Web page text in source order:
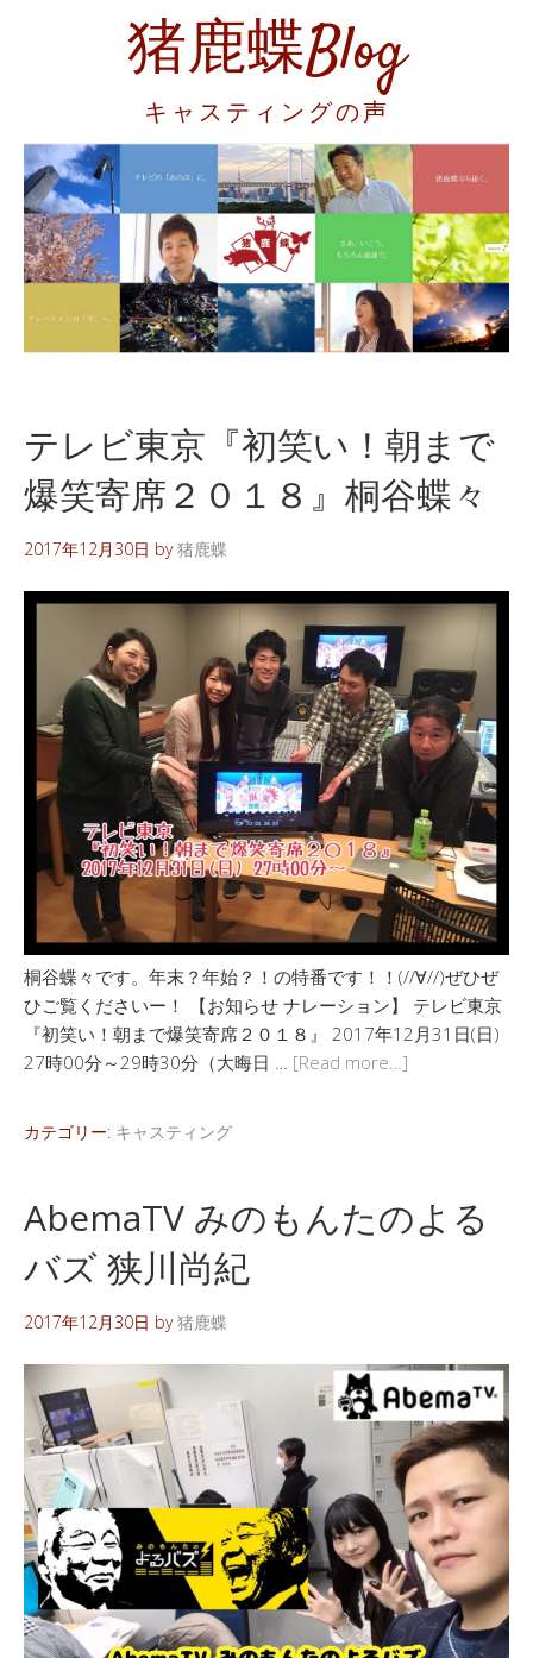
猪鹿蝶Blog
キャスティングの声
テレビ東京『初笑い！朝まで
爆笑寄席２０１８』桐谷蝶々
2017年12月30日 by猪鹿蝶
桐谷蝶々です。年末？年始？！の特番です！！(//∀//)ぜひぜ
ひご覧くださいー！ 【お知らせ ナレーション】 テレビ東京
『初笑い！朝まで爆笑寄席２０１８』 2017年12月31日(日)
27時00分～29時30分（大晦日 … [Read more…]
カテゴリー: キャスティング
AbemaTV みのもんたのよる
バズ 狭川尚紀
2017年12月30日 by猪鹿蝶